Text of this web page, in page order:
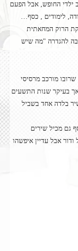
ילדי החופש, אבל הפעם
לימודים , כסף…
הרוק המחאתית
להגדרה "מה שיש
מורכב מרסיסי
בעיקר שנות התשעים
בלדה אחד בשביל
גם מכיל שירים
אבל עדיין איפשהו